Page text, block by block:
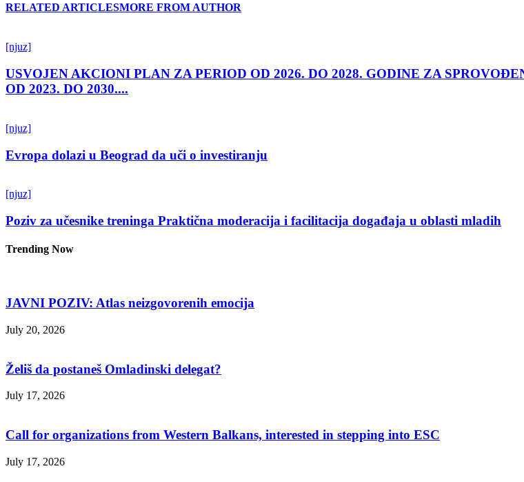
RELATED ARTICLESMORE FROM AUTHOR
[njuz]
USVOJEN AKCIONI PLAN ZA PERIOD OD 2026. DO 2028. GODINE ZA
OD 2023. DO 2030....
[njuz]
Evropa dolazi u Beograd da uči o investiranju
[njuz]
Poziv za učesnike treninga Praktična moderacija i facilitacija događaja u oblasti mladih
Trending Now
JAVNI POZIV: Atlas neizgovorenih emocija
July 20, 2026
Želiš da postaneš Omladinski delegat?
July 17, 2026
Call for organizations from Western Balkans, interested in stepping into ESC
July 17, 2026